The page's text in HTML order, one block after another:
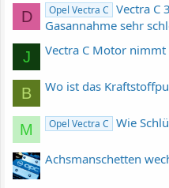
D Opel Vectra C
Vectra C
Gasannahme sehr
J Vectra C Motor nimmt
B Wo ist das
M Opel Vectra C Wie
Achsmanschetten